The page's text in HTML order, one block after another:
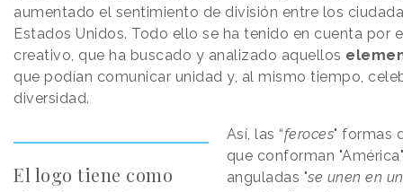
aumentado el sentimiento de división entre los
Estados Unidos. Todo ello se ha tenido en cuenta por
creativo, que ha buscado y analizado aquellos
que podían comunicar unidad y, al mismo tiempo,
diversidad.
El logo tiene como
Así, las “feroces" formas
que conforman
anguladas ​​"se unen en